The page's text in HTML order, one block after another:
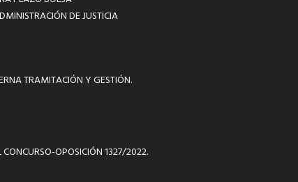
DE JUSTICIA
TRAMITACIÓN Y GESTIÓN.
OPOSICIÓN 1327/2022.